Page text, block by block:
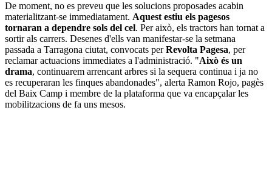
De moment, no es preveu que les solucions proposades acabin
materialitzant-se immediatament. Aquest estiu els pagesos
tornaran a dependre sols del cel. Per això, els tractors han tornat a
sortir als carrers. Desenes d'ells van manifestar-se la setmana
passada a Tarragona ciutat, convocats perRevolta Pagesa, per
reclamar actuacions immediates a l'administració. "Això és un
drama, continuarem arrencant arbres si la sequera continua i ja no
es recuperaran les finques abandonades", alerta Ramon Rojo, pagès
del Baix Camp i membre de la plataforma que va encapçalar les
mobilitzacions de fa uns mesos.